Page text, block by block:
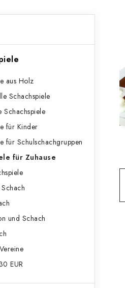
aus Holz
Schachspiele
Schachspiele
für Kinder
für Schulschachgruppen
für Zuhause
und Schach
EUR